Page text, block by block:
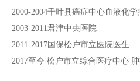
2000-2004千叶县癌症中心血液化学
2003-2011君津中央医院
2011-2017国保松户市立医院医生
2017至今 松户市立综合医疗中心